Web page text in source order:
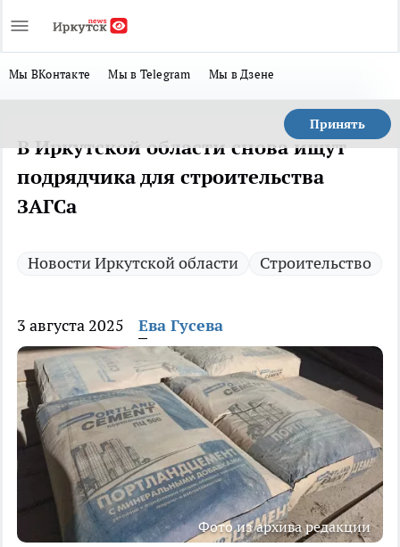
Мы ВКонтакте Мы в Telegram Мы в Дзене
Принять
В Иркутской области снова ищут
подрядчика для строительства
ЗАГСа
Новости Иркутской области Строительство
3 августа 2025 Ева Гусева
Фото из архива редакции